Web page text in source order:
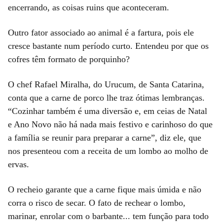
encerrando, as coisas ruins que aconteceram.
Outro fator associado ao animal é a fartura, pois ele
cresce bastante num período curto. Entendeu por que os
cofres têm formato de porquinho?
O chef Rafael Miralha, do Urucum, de Santa Catarina,
conta que a carne de porco lhe traz ótimas lembranças.
“Cozinhar também é uma diversão e, em ceias de Natal
e Ano Novo não há nada mais festivo e carinhoso do que
a família se reunir para preparar a carne”, diz ele, que
nos presenteou com a receita de um lombo ao molho de
ervas.
O recheio garante que a carne fique mais úmida e não
corra o risco de secar. O fato de rechear o lombo,
marinar, enrolar com o barbante... tem função para todo